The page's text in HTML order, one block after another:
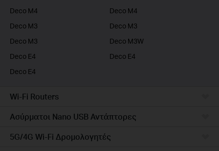
Deco M4
Deco M4
Deco M3
Deco M3
Deco M3
Deco M3W
Deco E4
Deco E4
Deco E4
Wi-Fi Routers
Ασύρματοι Nano USB Αντάπτορες
5G/4G Wi-Fi Δρομολογητές